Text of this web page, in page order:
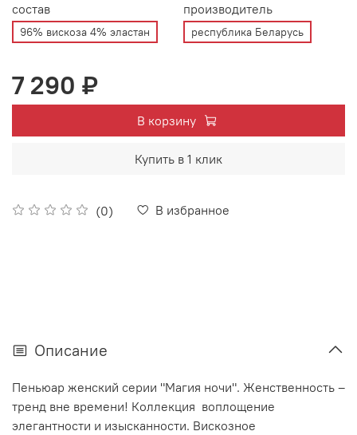
(0) В избранное
состав
96% вискоза 4% эластан
производитель
республика Беларусь
7 290 ₽
В корзину
Купить в 1 клик
Описание
Пеньюар женский серии "Магия ночи". Женственность –
тренд вне времени! Коллекция воплощение
элегантности и изысканности. Вискозное